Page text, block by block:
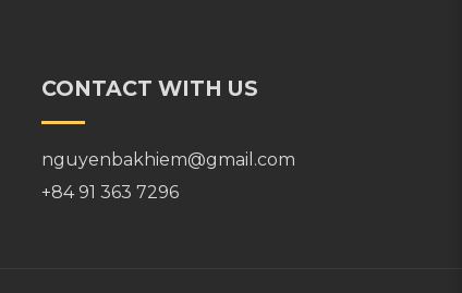
CONTACT WITH US
nguyenbakhiem@gmail.com
+84 91 363 7296